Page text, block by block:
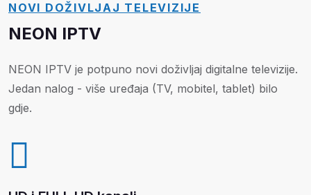
NOVI DOŽIVLJAJ TELEVIZIJE
NEON IPTV
NEON IPTV je potpuno novi doživljaj digitalne televizije.
Jedan nalog - više uređaja (TV, mobitel, tablet) bilo
gdje.